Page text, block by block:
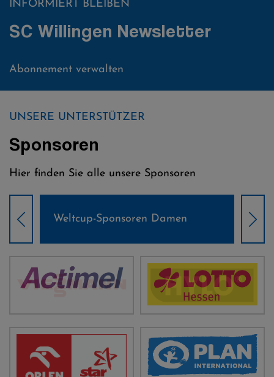
INFORMIERT BLEIBEN
SC Willingen Newsletter
Abonnement verwalten
UNSERE UNTERSTÜTZER
Sponsoren
Hier finden Sie alle unsere Sponsoren
Weltcup-Sponsoren Damen